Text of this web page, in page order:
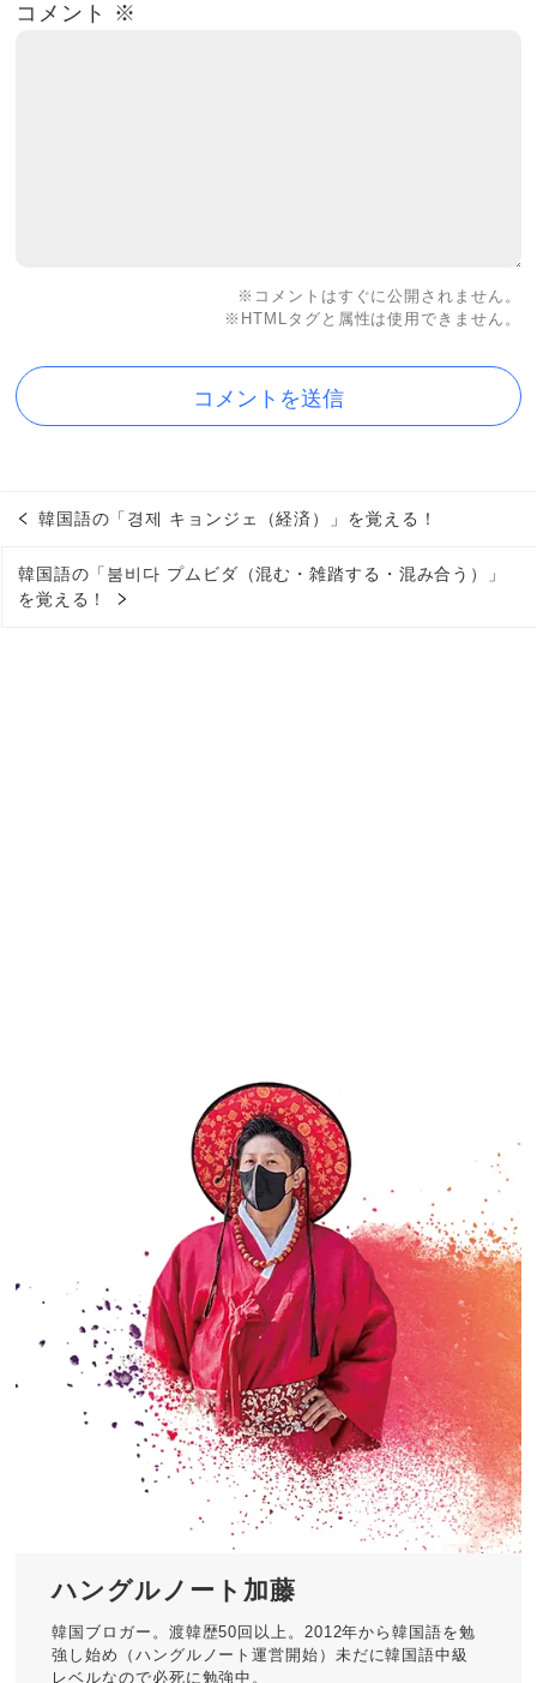
コメント ※
※コメントはすぐに公開されません。
※HTMLタグと属性は使用できません。
韓国語の「경제 キョンジェ（経済）」を覚える！
韓国語の「붐비다 プムビダ（混む・雑踏する・混み合う）」
を覚える！
ハングルノート加藤
韓国ブロガー。渡韓歴50回以上。2012年から韓国語を勉
強し始め（ハングルノート運営開始）未だに韓国語中級
レベルなので必死に勉強中。